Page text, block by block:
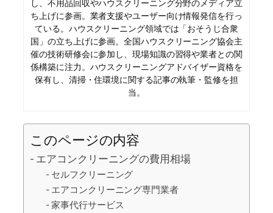
し、不用品回収やハウスクリーニング分野のメディア立
ち上げに参画。業者支援やユーザー向け情報発信を行っ
ている。ハウスクリーニング領域では「おそうじ合衆
国」の立ち上げに参画。全国ハウスクリーニング協会主
催の技術研修会に参加し、現場知識の習得や業者との関
係構築に注力。ハウスクリーニングアドバイザー資格を
保有し、清掃・住環境に関する記事の執筆・監修を担
当。
このページの内容
エアコンクリーニングの費用相場
セルフクリーニング
エアコンクリーニング専門業者
家事代行サービス